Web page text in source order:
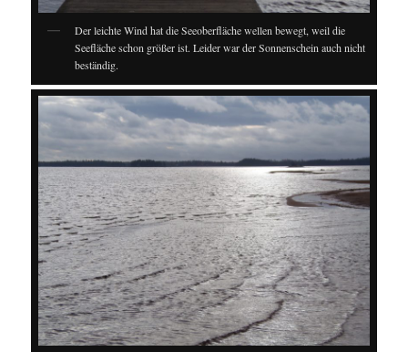
Der leichte Wind hat die Seeoberfläche wellen bewegt, weil die
Seefläche schon größer ist. Leider war der Sonnenschein auch nicht
beständig.